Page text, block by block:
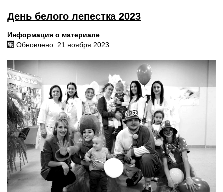
День белого лепестка 2023
Информация о материале
Обновлено: 21 ноября 2023